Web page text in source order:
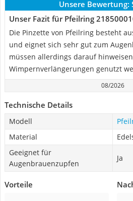
Unsere Bewertung:
Unser Fazit für Pfeilring
Die Pinzette von Pfeilring besteht
und eignet sich sehr gut zum
müssen allerdings darauf
Wimpernverlängerungen genutzt
08/2026
Technische Details
Modell
Material
Geeignet für
Augenbrauenzupfen
Ja
Vorteile